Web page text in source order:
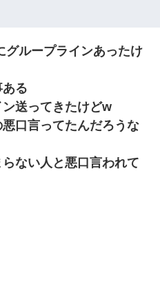
グループラインあったけ
る
送ってきたけどw
口言ってたんだろうな
ない人と悪口言われて